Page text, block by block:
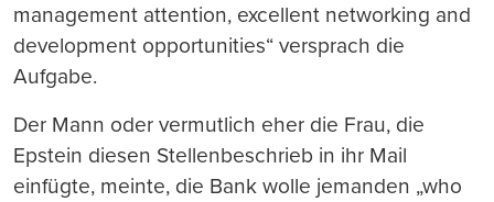
management attention, excellent networking and
development opportunities“ versprach die
Aufgabe.
Der Mann oder vermutlich eher die Frau, die
Epstein diesen Stellenbeschrieb in ihr Mail
einfügte, meinte, die Bank wolle jemanden „who